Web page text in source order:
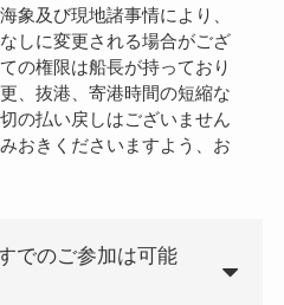
象及び現地諸事情により、
しに変更される場合がござ
の権限は船長が持っており
、抜港、寄港時間の短縮な
の払い戻しはございません
おきくださいますよう、お
でのご参加は可能